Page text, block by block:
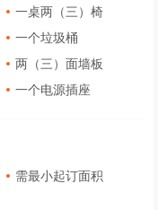
一桌两（三）椅
一个垃圾桶
两（三）面墙板
一个电源插座
需最小起订面积